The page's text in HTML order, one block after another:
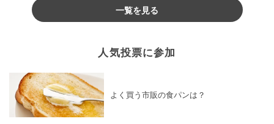
一覧を見る
人気投票に参加
よく買う市販の食パンは？